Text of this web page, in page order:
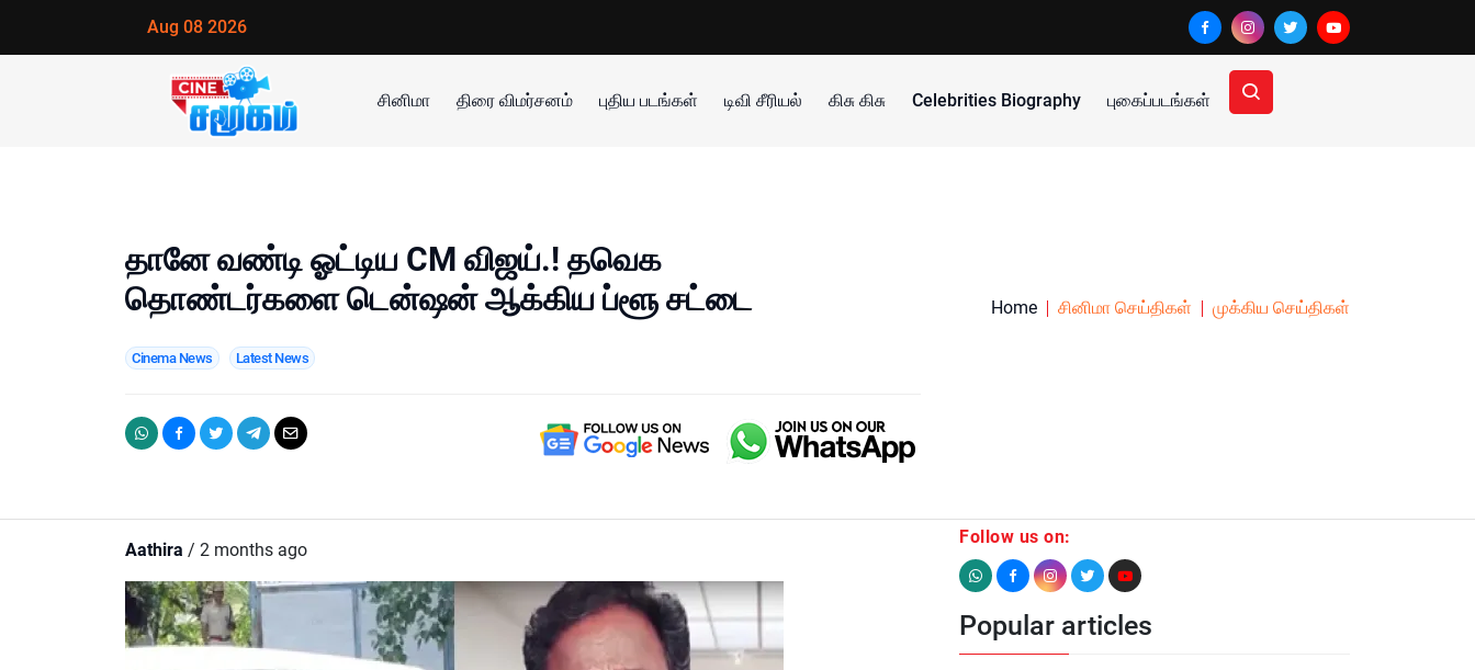
Aug 08 2026
சினிமா திரை விமர்சனம் புதிய படங்கள் டிவி சீரியல் கிசு கிசு Celebrities Biography புகைப்படங்கள்
தானே வண்டி ஓட்டிய CM விஜய்.! தவெக
தொண்டர்களை டென்ஷன் ஆக்கிய ப்ளூ சட்டை
Cinema News Latest News
Home சினிமா செய்திகள் முக்கிய செய்திகள்
Aathira / 2 months ago
Follow us on:
Popular articles